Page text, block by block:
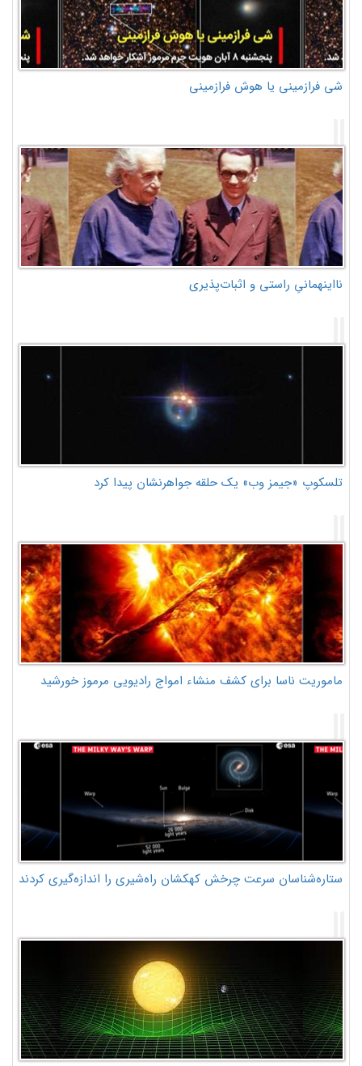
شی فرازمینی یا هوش فرازمینی
نااینهمانیِ راستی و اثبات‌پذیری
تلسکوپ «جیمز وب» یک حلقه جواهرنشان پیدا کرد
ماموریت ناسا برای کشف منشاء امواج رادیویی مرموز خورشید
ستاره‌شناسان سرعت چرخش کهکشان راه‌شیری را اندازه‌گیری کردند